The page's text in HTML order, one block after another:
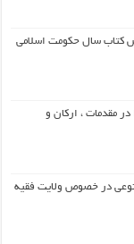
کتاب سال حکومت اسلامی
مقدمات ، ارکان و
در خصوص ولایت فقیه